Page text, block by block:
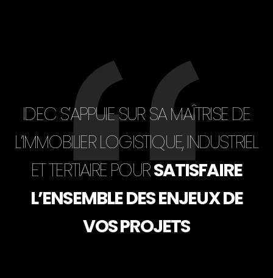
IDEC S’APPUIE SUR SA MAÎTRISE DE
L’IMMOBILIER LOGISTIQUE, INDUSTRIEL
ET TERTIAIRE POURSATISFAIRE
L’ENSEMBLE DES ENJEUX DE
VOS PROJETS